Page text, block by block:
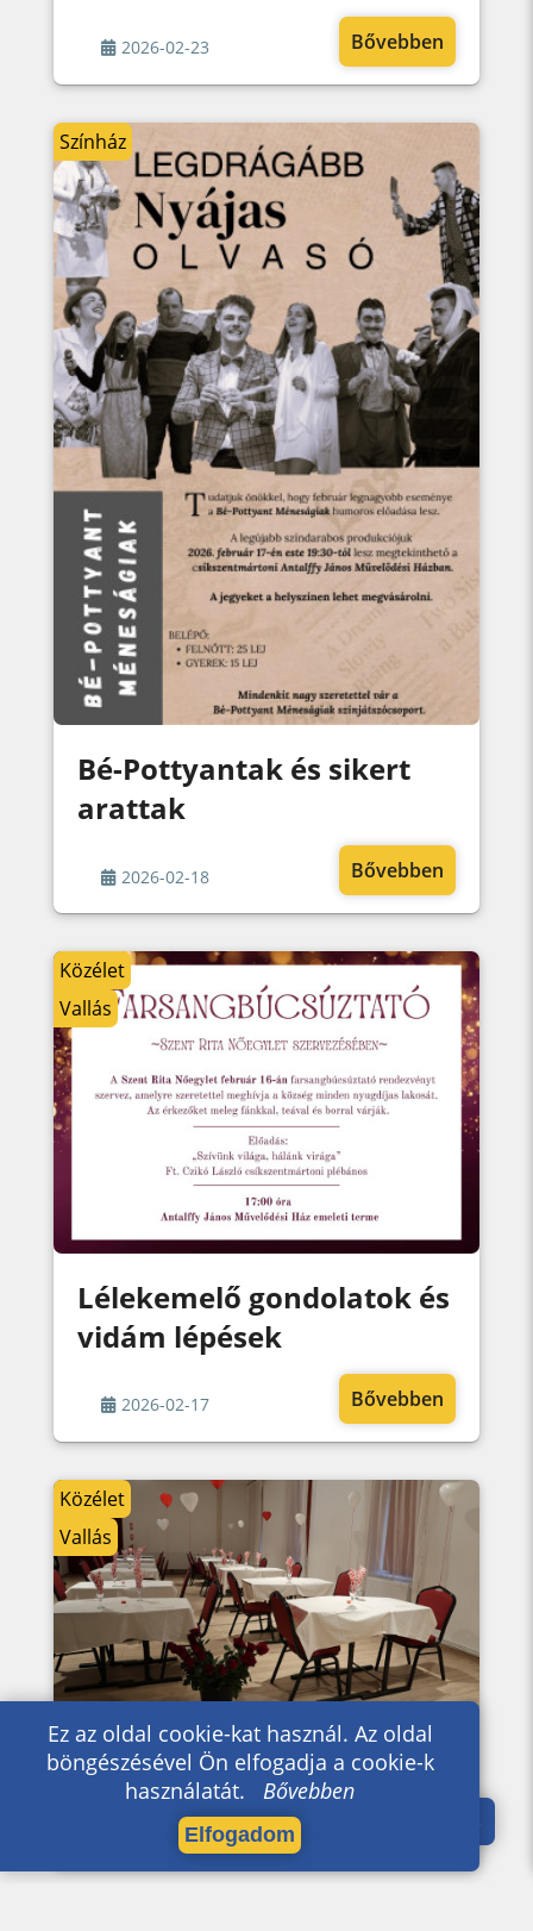
2026-02-23 Bővebben
Bé-Pottyantak és sikert
arattak
2026-02-18 Bővebben
Színház
Lélekemelő gondolatok és
vidám lépések
2026-02-17 Bővebben
Közélet
Vallás
Házasság napja
2026-02-16
Közélet
Vallás
Ez az oldal cookie-kat használ. Az oldal
böngészésével Ön elfogadja a cookie-k
használatát.
Bővebben
Elfogadom